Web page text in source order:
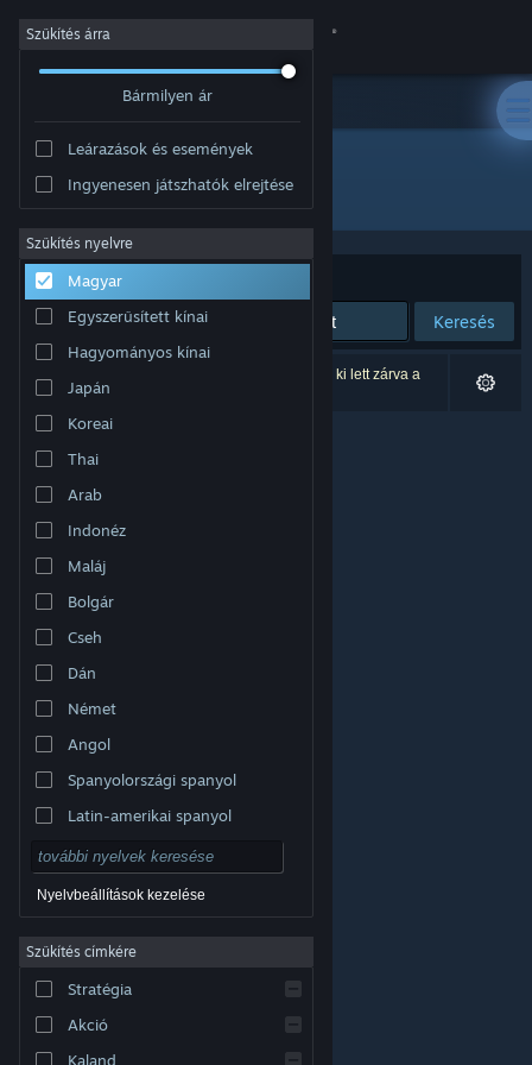
Bejelentkezés
Névjegy
Támogatás
Nyelvváltás
A Steam mobilalkalmazás beszerzése
Asztali weboldalra váltás
védjegyek jogos tulajdonosaiké az Egyesült
szabályzat
| Jogi információk
Steam előfizetői szerződés
Szűkítés árra
Bármilyen ár
Leárazások és események
Ingyenesen játszhatók elrejtése
Szűkítés nyelvre
Magyar
Egyszerűsített kínai
Hagyományos kínai
Japán
Koreai
Thai
Arab
Indonéz
Maláj
Bolgár
Cseh
Dán
Német
Angol
Spanyolországi spanyol
Latin-amerikai spanyol
Nyelvbeállítások kezelése
Szűkítés címkére
Stratégia
Akció
Kaland
Kiadó: Maxint LLC
Rendezés Relevancia
Keresés
0 eredmény felel meg a keresésednek. 1 termék ki lett zárva a
beállításaid alapján.